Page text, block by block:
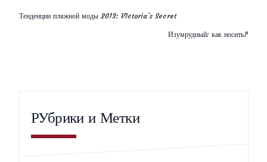
Тенденции пляжной моды 2013: VIctoria’s Secret
Изумрудный: как носить?
РУбрики и Метки